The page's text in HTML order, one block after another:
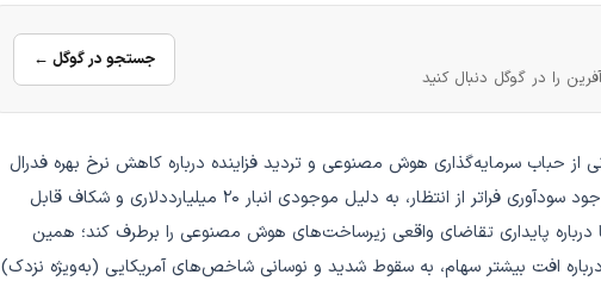
را در گوگل دنبال کنید
جستجو در گوگل ←
نگرانی از حباب سرمایه‌گذاری هوش مصنوعی و تردید فزاینده درباره کاهش نرخ بهره فدرال
رزرو در دسامبر بود. گزارش درآمدی انویدیا با وجود سودآوری فراتر از انتظار، به دلیل موجودی انبار ۲۰ میلیارددلاری و شکاف قابل
درباره پایداری تقاضای واقعی زیرساخت‌های هوش مصنوعی را برطرف کند؛ همین
افت بیشتر سهام، به سقوط شدید و نوسانی شاخص‌های آمریکایی (به‌ویژه نزدک)